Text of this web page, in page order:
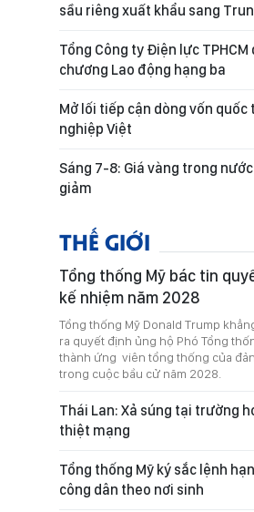
sầu riêng xuất khẩu sang
Tổng Công ty Điện lực TPHCM
chương Lao động hạng ba
Mở lối tiếp cận dòng vốn quốc
nghiệp Việt
Sáng 7-8: Giá vàng trong
giảm
THẾ GIỚI
Tổng thống Mỹ bác tin
kế nhiệm năm 2028
Tổng thống Mỹ Donald Trump
ra quyết định ủng hộ Phó Tổng
thành ứng viên tổng thống của
trong cuộc bầu cử năm 2028.
Thái Lan: Xả súng tại trường
thiệt mạng
Tổng thống Mỹ ký sắc lệnh
công dân theo nơi sinh